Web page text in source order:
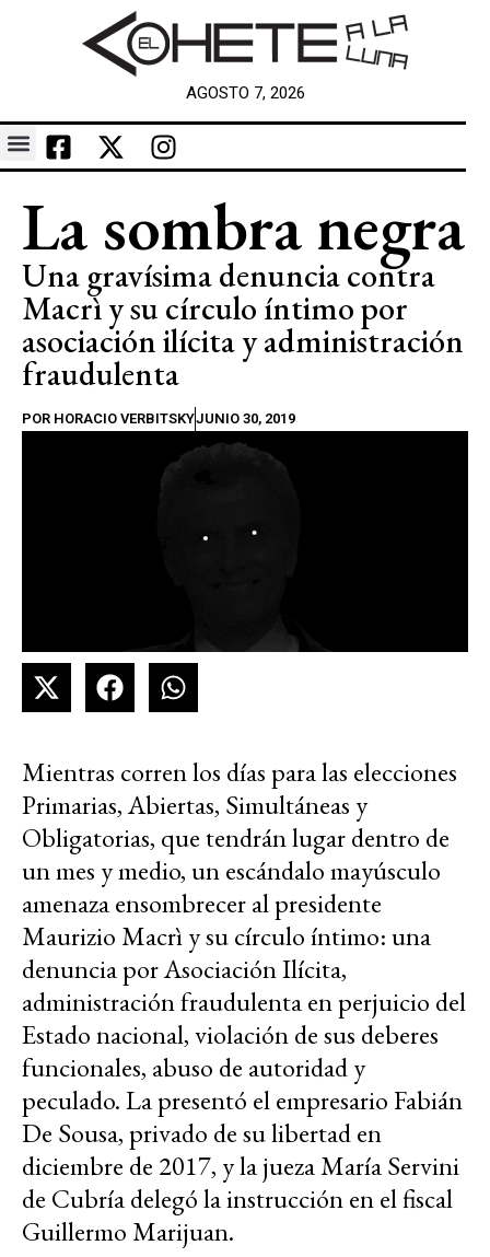
AGOSTO 7, 2026
La sombra negra
Una gravísima denuncia contra
Macrì y su círculo íntimo por
asociación ilícita y administración
fraudulenta
POR HORACIO VERBITSKYJUNIO 30, 2019
Mientras corren los días para las elecciones
Primarias, Abiertas, Simultáneas y
Obligatorias, que tendrán lugar dentro de
un mes y medio, un escándalo mayúsculo
amenaza ensombrecer al presidente
Maurizio Macrì y su círculo íntimo: una
denuncia por Asociación Ilícita,
administración fraudulenta en perjuicio del
Estado nacional, violación de sus deberes
funcionales, abuso de autoridad y
peculado. La presentó el empresario Fabián
De Sousa, privado de su libertad en
diciembre de 2017, y la jueza María Servini
de Cubría delegó la instrucción en el fiscal
Guillermo Marijuan.